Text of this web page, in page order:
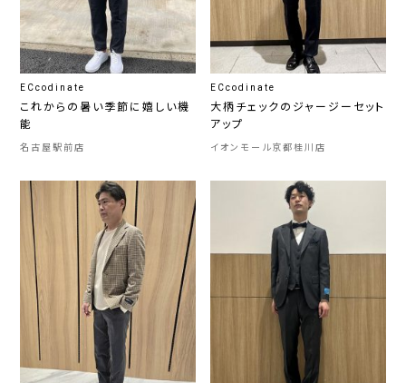
ECcodinate
これからの暑い季節に嬉しい機
能
名古屋駅前店
ECcodinate
大柄チェックのジャージーセット
アップ
イオンモール京都桂川店